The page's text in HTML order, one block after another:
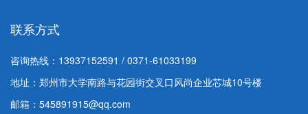
联系方式
咨询热线： 13937152591 / 0371-61033199
地址：郑州市大学南路与花园街交叉口风尚企业芯城10号楼
邮箱：545891915@qq.com